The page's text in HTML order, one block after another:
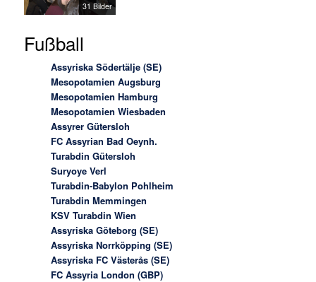
31 Bilder
Fußball
Assyriska Södertälje (SE)
Mesopotamien Augsburg
Mesopotamien Hamburg
Mesopotamien Wiesbaden
Assyrer Gütersloh
FC Assyrian Bad Oeynh.
Turabdin Gütersloh
Suryoye Verl
Turabdin-Babylon Pohlheim
Turabdin Memmingen
KSV Turabdin Wien
Assyriska Göteborg (SE)
Assyriska Norrköpping (SE)
Assyriska FC Västerås (SE)
FC Assyria London (GBP)